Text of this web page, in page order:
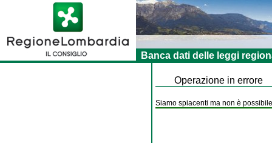
Banca dati delle leggi
Operazione in errore
Siamo spiacenti ma non è